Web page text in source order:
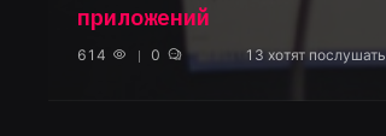
приложений
614 0 13 хотят послушать